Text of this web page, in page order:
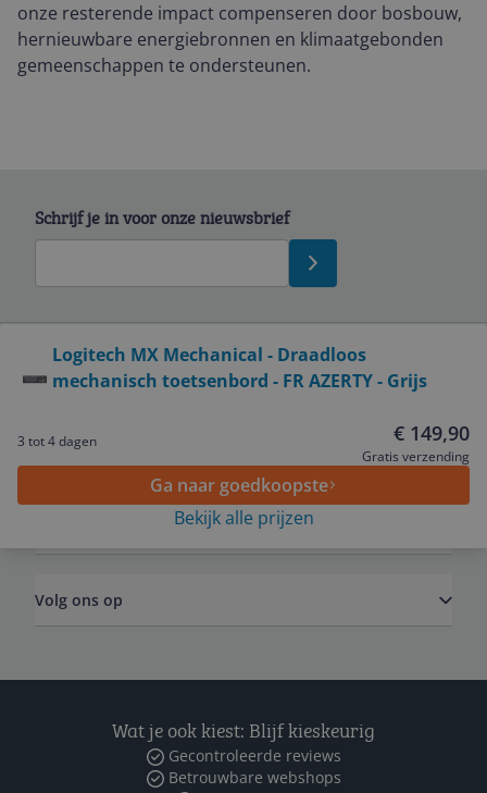
onze resterende impact compenseren door bosbouw,
hernieuwbare energiebronnen en klimaatgebonden
gemeenschappen te ondersteunen.
Logitech MX Mechanical - Draadloos
mechanisch toetsenbord - FR AZERTY - Grijs
3 tot 4 dagen € 149,90
Gratis verzending
Ga naar goedkoopste
Bekijk alle prijzen
Schrijf je in voor onze nieuwsbrief
Service
Algemeen
Volg ons op
Wat je ook kiest: Blijf kieskeurig
Gecontroleerde reviews
Betrouwbare webshops